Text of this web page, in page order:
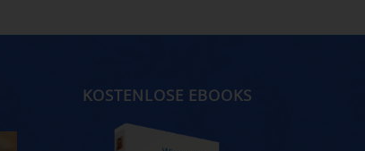
KOSTENLOSE EBOOKS